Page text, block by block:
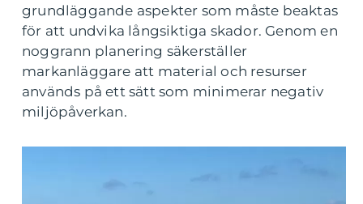
grundläggande aspekter som måste beaktas
för att undvika långsiktiga skador. Genom en
noggrann planering säkerställer
markanläggare att material och resurser
används på ett sätt som minimerar negativ
miljöpåverkan.